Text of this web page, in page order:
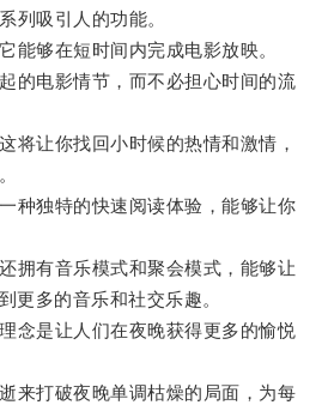
吸引人的功能。
够在短时间内完成电影放映。
电影情节，而不必担心时间的流
让你找回小时候的热情和激情，
独特的快速阅读体验，能够让你
有音乐模式和聚会模式，能够让
更多的音乐和社交乐趣。
是让人们在夜晚获得更多的愉悦
打破夜晚单调枯燥的局面，为每